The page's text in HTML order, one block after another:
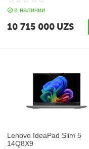
в наличии
10 715 000 UZS
Lenovo IdeaPad Slim 5
14Q8X9